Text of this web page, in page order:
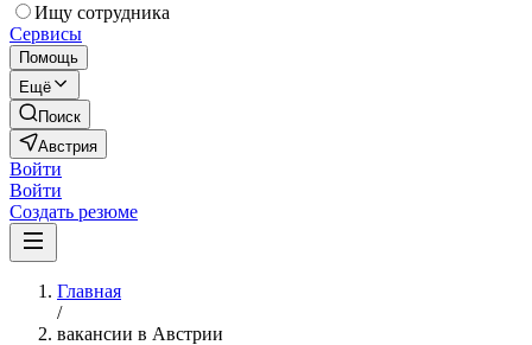
Ищу сотрудника
Сервисы
Помощь
Ещё
Поиск
Австрия
Войти
Войти
Создать резюме
Главная
/
вакансии в Австрии